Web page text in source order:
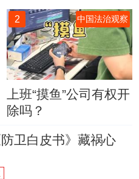
2 中国法治观察
上班“摸鱼”公司有权开
除吗？
卫白皮书》藏祸心